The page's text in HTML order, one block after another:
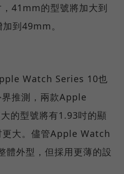
41mm的型號將加大到
到49mm。
Watch Series 10也
推測，兩款Apple
的型號將有1.93吋的顯
大。儘管Apple Watch
體外型，但採用更薄的設